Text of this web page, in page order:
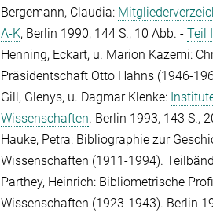
Bergemann, Claudia:
A-K, Berlin 1990, 144 S., 10 Abb. - Teil
Henning, Eckart, u. Marion Kazemi:
Präsidentschaft Otto Hahns (1946-
Gill, Glenys, u. Dagmar Klenke:
Wissenschaften. Berlin 1993, 143 S.,
Hauke, Petra: Bibliographie zur
Wissenschaften (1911-1994).
Parthey, Heinrich: Bibliometrische
Wissenschaften (1923-1943). Berlin